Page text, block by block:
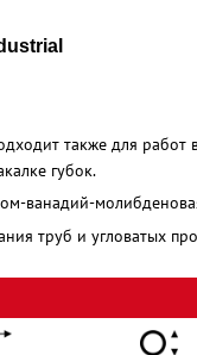
также для работ
губок.
ванадий-
труб и угловатых